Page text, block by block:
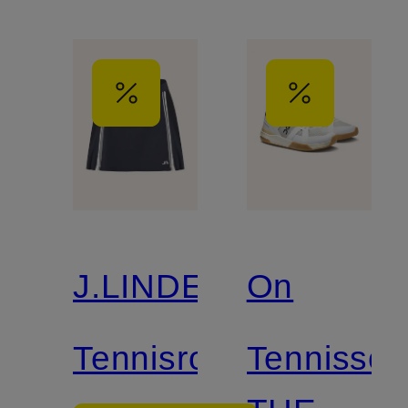
J.LINDEBERG
Tennisrock
On